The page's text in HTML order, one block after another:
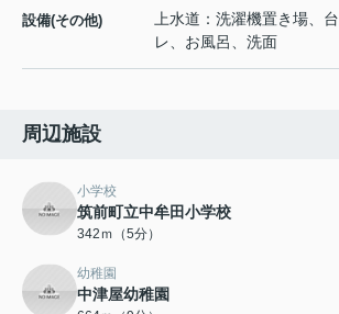
設備(その他)
上水道：洗濯機置き場、
レ、お風呂、洗面
周辺施設
小学校
筑前町立中牟田小学校
342ｍ（5分）
幼稚園
中津屋幼稚園